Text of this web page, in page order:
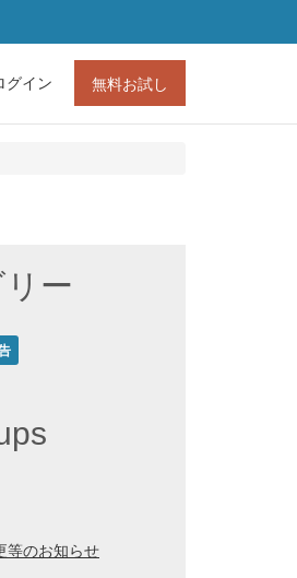
グイン 無料お試し
ー
等のお知らせ